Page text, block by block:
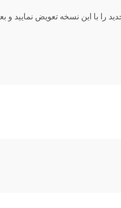
با این نسخه تعویض نمایید و